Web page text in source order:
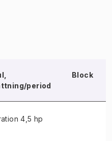
period
Block
4,5 hp